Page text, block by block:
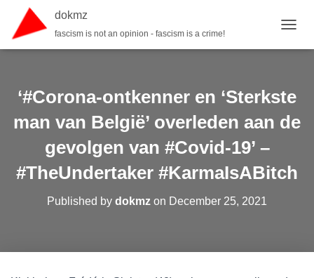
dokmz
fascism is not an opinion - fascism is a crime!
‘#Corona-ontkenner en ‘Sterkste
man van België’ overleden aan de
gevolgen van #Covid-19’ –
#TheUndertaker #KarmaIsABitch
Published by dokmz on December 25, 2021